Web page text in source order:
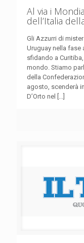
Al via i
dell’Italia
Gli Azzurri di
Uruguay nella fase
sfidando a
mondo. Stiamo
della
agosto, scenderà
D’Orto nel [...]